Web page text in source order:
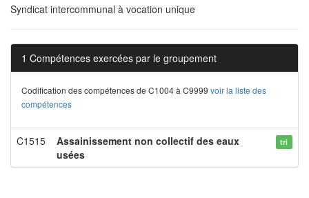
Syndicat intercommunal à vocation unique
1 Compétences exercées par le groupement
Codification des compétences de C1004 à C9999 voir la liste des
compétences
C1515
Assainissement non collectif des eaux
usées
tri